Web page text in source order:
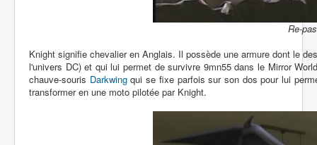
Re-
Knight signifie chevalier en Anglais. Il possède une armure dont le
l'univers DC) et qui lui permet de survivre 9mn55 dans le Mirror
chauve-souris Darkwingqui se fixe parfois sur son dos pour lui
transformer en une moto pilotée par Knight.